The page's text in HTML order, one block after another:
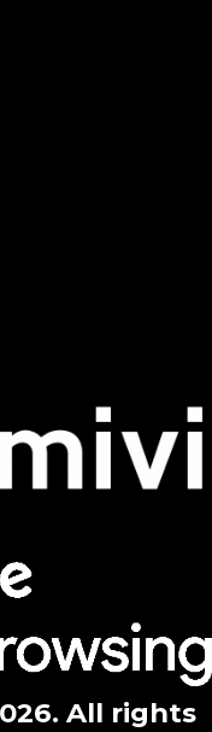
All rights